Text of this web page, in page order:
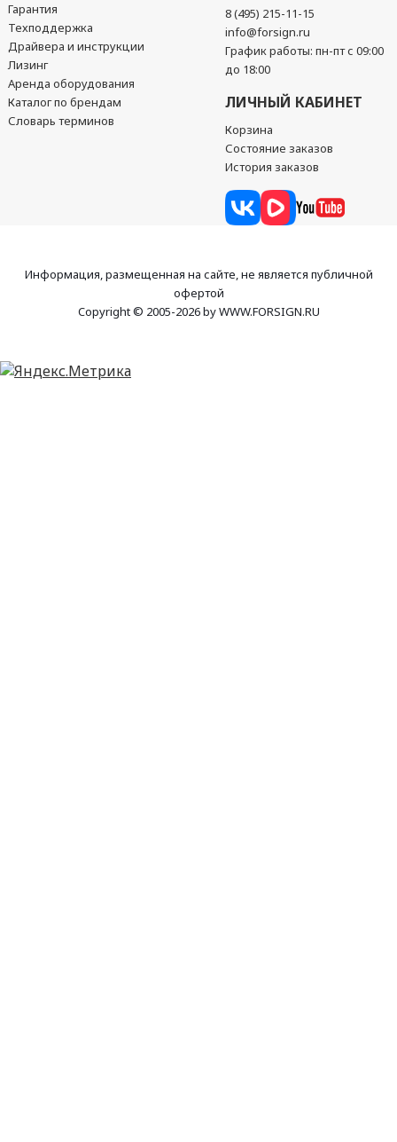
Гарантия
Техподдержка
Драйвера и инструкции
Лизинг
Аренда оборудования
Каталог по брендам
Словарь терминов
8 (495) 215-11-15
info@forsign.ru
График работы: пн-пт с 09:00
до 18:00
ЛИЧНЫЙ КАБИНЕТ
Корзина
Состояние заказов
История заказов
Информация, размещенная на сайте, не является публичной
офертой
Copyright © 2005-2026 by WWW.FORSIGN.RU